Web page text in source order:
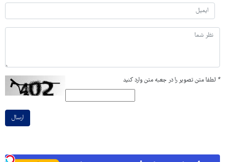
* لطفا متن تصویر را در جعبه متن وارد کنید
ارسال